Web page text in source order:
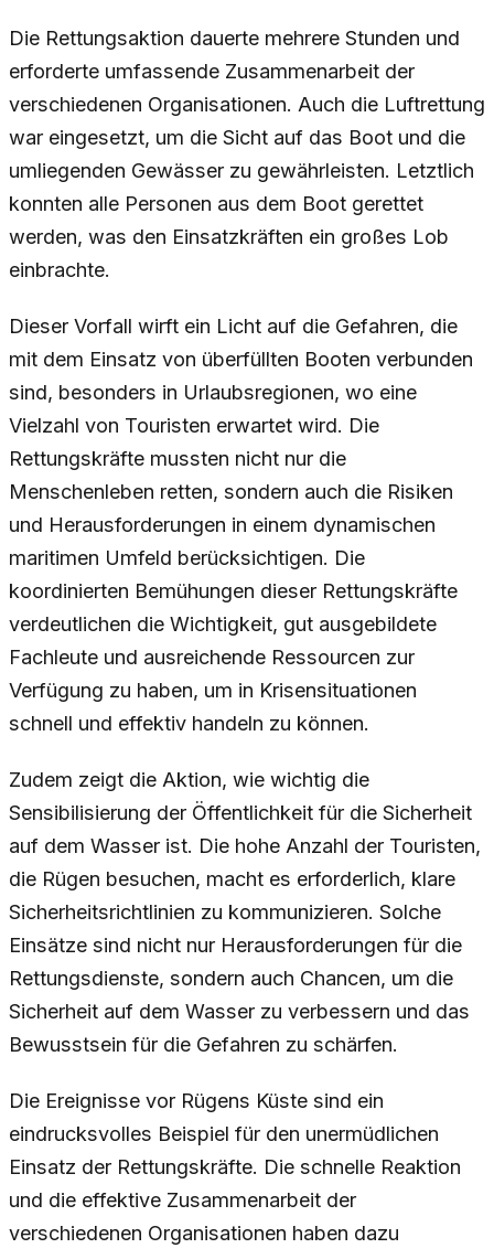
Die Rettungsaktion dauerte mehrere Stunden und
erforderte umfassende Zusammenarbeit der
verschiedenen Organisationen. Auch die Luftrettung
war eingesetzt, um die Sicht auf das Boot und die
umliegenden Gewässer zu gewährleisten. Letztlich
konnten alle Personen aus dem Boot gerettet
werden, was den Einsatzkräften ein großes Lob
einbrachte.
Dieser Vorfall wirft ein Licht auf die Gefahren, die
mit dem Einsatz von überfüllten Booten verbunden
sind, besonders in Urlaubsregionen, wo eine
Vielzahl von Touristen erwartet wird. Die
Rettungskräfte mussten nicht nur die
Menschenleben retten, sondern auch die Risiken
und Herausforderungen in einem dynamischen
maritimen Umfeld berücksichtigen. Die
koordinierten Bemühungen dieser Rettungskräfte
verdeutlichen die Wichtigkeit, gut ausgebildete
Fachleute und ausreichende Ressourcen zur
Verfügung zu haben, um in Krisensituationen
schnell und effektiv handeln zu können.
Zudem zeigt die Aktion, wie wichtig die
Sensibilisierung der Öffentlichkeit für die Sicherheit
auf dem Wasser ist. Die hohe Anzahl der Touristen,
die Rügen besuchen, macht es erforderlich, klare
Sicherheitsrichtlinien zu kommunizieren. Solche
Einsätze sind nicht nur Herausforderungen für die
Rettungsdienste, sondern auch Chancen, um die
Sicherheit auf dem Wasser zu verbessern und das
Bewusstsein für die Gefahren zu schärfen.
Die Ereignisse vor Rügens Küste sind ein
eindrucksvolles Beispiel für den unermüdlichen
Einsatz der Rettungskräfte. Die schnelle Reaktion
und die effektive Zusammenarbeit der
verschiedenen Organisationen haben dazu